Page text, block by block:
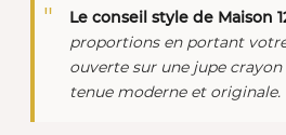
Le conseil style de Maison
proportions en portant
ouverte sur une jupe
tenue moderne et originale.